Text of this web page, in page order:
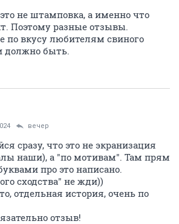
не штамповка, а именно что
Поэтому разные отзывы.
по вкусу любителям свиного
должно быть.
вечер
сразу, что это не экранизация
наши), а "по мотивам". Там прям
про это написано.
сходства" не жди))
отдельная история, очень по
отзыв!